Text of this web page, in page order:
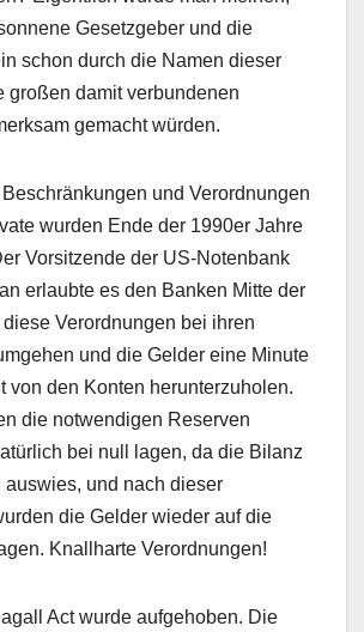
Gesetzgeber und die
schon durch die Namen dieser
großen damit verbundenen
gemacht würden.
und Verordnungen
wurden Ende der 1990er Jahre
Vorsitzende der US-Notenbank
erlaubte es den Banken Mitte der
Verordnungen bei ihren
und die Gelder eine Minute
von den Konten herunterzuholen.
die notwendigen Reserven
bei null lagen, da die Bilanz
und nach dieser
die Gelder wieder auf die
Knallharte Verordnungen!
Act wurde aufgehoben. Die